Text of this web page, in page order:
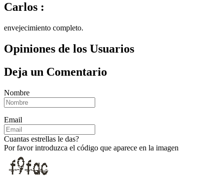
Carlos :
envejecimiento completo.
Opiniones de los Usuarios
Deja un Comentario
Nombre
Email
Cuantas estrellas le das?
Por favor introduzca el código que aparece en la imagen